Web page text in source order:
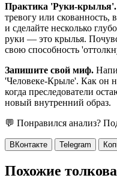
Практика 'Руки-крылья'.
тревогу или скованность,
и сделайте несколько
руки — это крылья.
свою способность
Запишите свой миф.
'Человеке-Крыле'. Как он
когда преследователи
новый внутренний образ.
💬 Понравился анализ?
ВКонтакте Telegram
Похожие